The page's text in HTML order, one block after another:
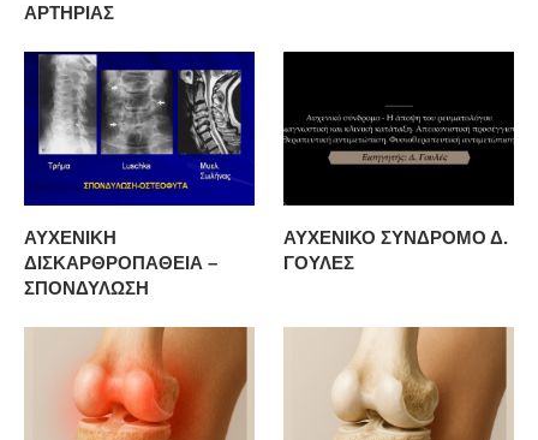
ΑΡΤΗΡΙΑΣ
ΑΥΧΕΝΙΚΗ
ΔΙΣΚΑΡΘΡΟΠΑΘΕΙΑ –
ΣΠΟΝΔΥΛΩΣΗ
ΑΥΧΕΝΙΚΟ ΣΥΝΔΡΟΜΟ Δ.
ΓΟΥΛΕΣ